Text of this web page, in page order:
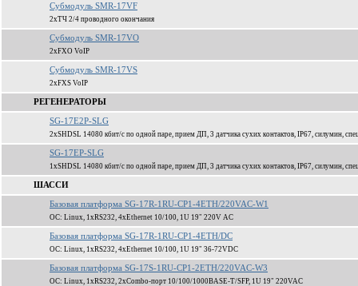
Субмодуль SMR-17VF
2xТЧ 2/4 проводного окончания
Субмодуль SMR-17VO
2xFXO VoIP
Субмодуль SMR-17VS
2xFXS VoIP
РЕГЕНЕРАТОРЫ
SG-17E2P-SLG
2xSHDSL 14080 кбит/c по одной паре, прием ДП, 3 датчика сухих контактов, IP67, силумин,
SG-17EP-SLG
1xSHDSL 14080 кбит/c по одной паре, прием ДП, 3 датчика сухих контактов, IP67, силумин,
ШАССИ
Базовая платформа SG-17R-1RU-CP1-4ETH/220VAC-W1
ОС: Linux, 1xRS232, 4xEthernet 10/100, 1U 19" 220V AC
Базовая платформа SG-17R-1RU-CP1-4ETH/DC
ОС: Linux, 1xRS232, 4xEthernet 10/100, 1U 19" 36-72VDC
Базовая платформа SG-17S-1RU-CP1-2ETH/220VAC-W3
ОС: Linux, 1xRS232, 2xCombo-порт 10/100/1000BASE-T/SFP, 1U 19" 220VAC